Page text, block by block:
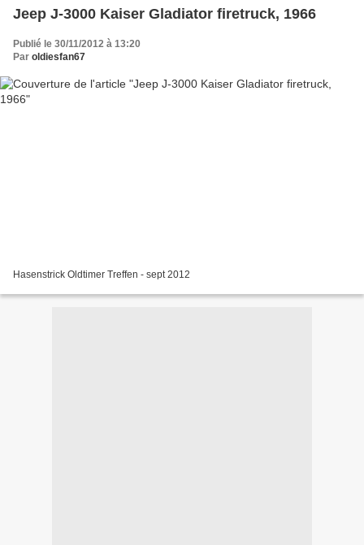
Jeep J-3000 Kaiser Gladiator firetruck, 1966
Publié le 30/11/2012 à 13:20
Par oldiesfan67
Hasenstrick Oldtimer Treffen - sept 2012